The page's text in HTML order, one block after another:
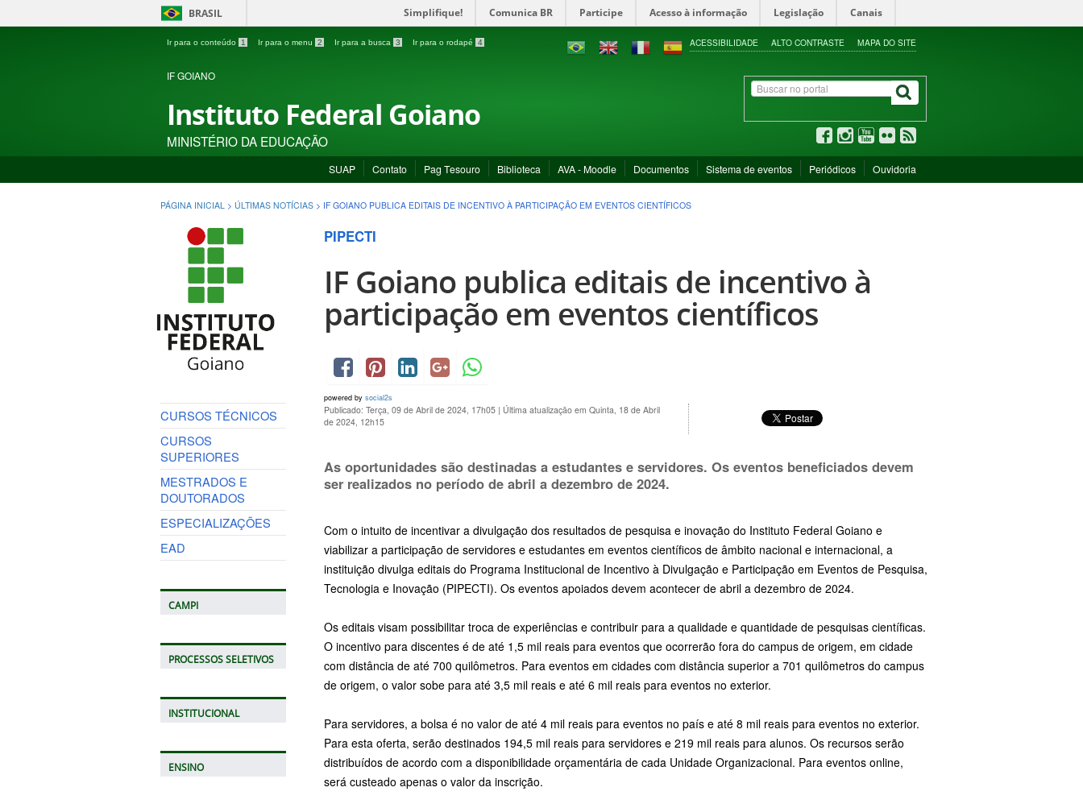
BRASIL Simplifique! Comunica BR Participe Acesso à informação Legislação Canais
Ir para o conteúdo 1 Ir para o menu 2 Ir para a busca 3 Ir para o rodapé 4 ACESSIBILIDADE ALTO CONTRASTE MAPA DO SITE
IF GOIANO
Instituto Federal Goiano
MINISTÉRIO DA EDUCAÇÃO
SUAP Contato Pag Tesouro Biblioteca AVA - Moodle Documentos Sistema de eventos Periódicos Ouvidoria
PÁGINA INICIAL > ÚLTIMAS NOTÍCIAS > IF GOIANO PUBLICA EDITAIS DE INCENTIVO À PARTICIPAÇÃO EM EVENTOS CIENTÍFICOS
CURSOS TÉCNICOS
CURSOS
SUPERIORES
MESTRADOS E
DOUTORADOS
ESPECIALIZAÇÕES
EAD
CAMPI
PROCESSOS SELETIVOS
INSTITUCIONAL
ENSINO
PIPECTI
IF Goiano publica editais de incentivo à
participação em eventos científicos
powered by social2s
Publicado: Terça, 09 de Abril de 2024, 17h05 | Última atualização em Quinta, 18 de Abril
de 2024, 12h15
As oportunidades são destinadas a estudantes e servidores. Os eventos beneficiados devem
ser realizados no período de abril a dezembro de 2024.
Com o intuito de incentivar a divulgação dos resultados de pesquisa e inovação do Instituto Federal Goiano e
viabilizar a participação de servidores e estudantes em eventos científicos de âmbito nacional e internacional, a
instituição divulga editais do Programa Institucional de Incentivo à Divulgação e Participação em Eventos de Pesquisa,
Tecnologia e Inovação (PIPECTI). Os eventos apoiados devem acontecer de abril a dezembro de 2024.
Os editais visam possibilitar troca de experiências e contribuir para a qualidade e quantidade de pesquisas científicas.
O incentivo para discentes é de até 1,5 mil reais para eventos que ocorrerão fora do campus de origem, em cidade
com distância de até 700 quilômetros. Para eventos em cidades com distância superior a 701 quilômetros do campus
de origem, o valor sobe para até 3,5 mil reais e até 6 mil reais para eventos no exterior.
Para servidores, a bolsa é no valor de até 4 mil reais para eventos no país e até 8 mil reais para eventos no exterior.
Para esta oferta, serão destinados 194,5 mil reais para servidores e 219 mil reais para alunos. Os recursos serão
distribuídos de acordo com a disponibilidade orçamentária de cada Unidade Organizacional. Para eventos online,
será custeado apenas o valor da inscrição.